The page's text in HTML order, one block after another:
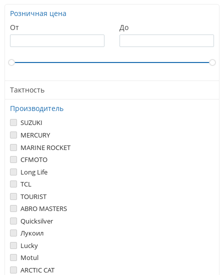
Розничная цена
От
До
Тактность
Производитель
SUZUKI
MERCURY
MARINE ROCKET
CFMOTO
Long Life
TCL
TOURIST
ABRO MASTERS
Quicksilver
Лукоил
Lucky
Motul
ARCTIC CAT